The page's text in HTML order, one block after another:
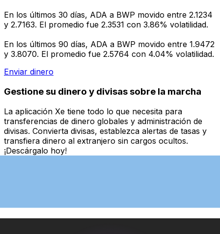
En los últimos 30 días, ADA a BWP movido entre 2.1234
y 2.7163. El promedio fue 2.3531 con 3.86% volatilidad.
En los últimos 90 días, ADA a BWP movido entre 1.9472
y 3.8070. El promedio fue 2.5764 con 4.04% volatilidad.
Enviar dinero
Gestione su dinero y divisas sobre la marcha
La aplicación Xe tiene todo lo que necesita para
transferencias de dinero globales y administración de
divisas. Convierta divisas, establezca alertas de tasas y
transfiera dinero al extranjero sin cargos ocultos.
¡Descárgalo hoy!